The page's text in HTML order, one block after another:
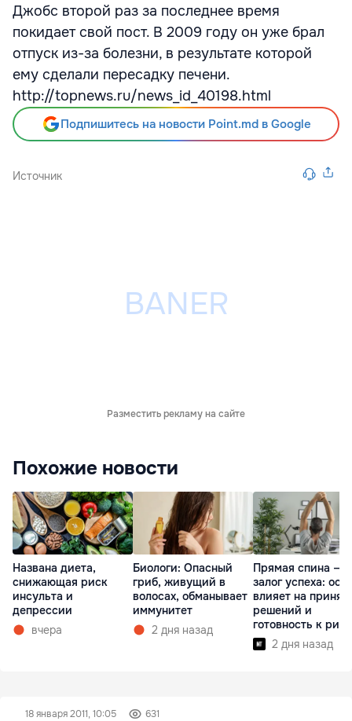
Джобс второй раз за последнее время
покидает свой пост. В 2009 году он уже брал
отпуск из-за болезни, в результате которой
ему сделали пересадку печени.
http://topnews.ru/news_id_40198.html
Подпишитесь на новости Point.md в Google
Источник
Разместить рекламу на сайте
Похожие новости
Названа диета,
снижающая риск
инсульта и
депрессии
вчера
Биологи: Опасный
гриб, живущий в
волосах, обманывает
иммунитет
2 дня назад
Прямая спина —
залог успеха:
влияет на
решений и
готовность к
2 дня назад
18 января 2011, 10:05 631